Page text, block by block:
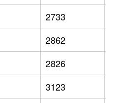
2733
2862
2826
3123